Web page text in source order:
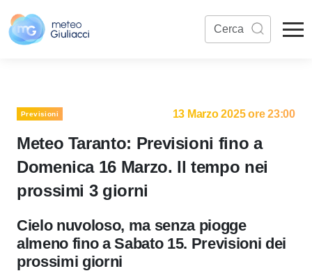
Previsioni 13 Marzo 2025 ore 23:00
Meteo Taranto: Previsioni fino a
Domenica 16 Marzo. Il tempo nei
prossimi 3 giorni
Cielo nuvoloso, ma senza piogge
almeno fino a Sabato 15. Previsioni dei
prossimi giorni